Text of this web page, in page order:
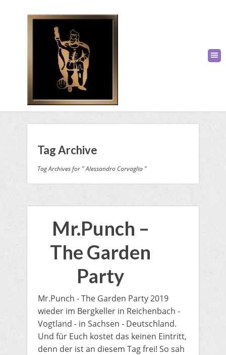
Tag Archive
Tag Archives for " Alessandro Corvaglia "
Mr.Punch –
The Garden
Party
Mr.Punch - The Garden Party 2019
wieder im Bergkeller in Reichenbach -
Vogtland - in Sachsen - Deutschland.
Und für Euch kostet das keinen Eintritt,
denn der ist an diesem Tag frei! So sah